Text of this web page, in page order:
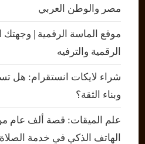
مصر والوطن العربي
موقع الماسة الرقمية | وجهتك
الرقمية والترفيه
شراء لايكات انستقرام: هل
وبناء الثقة؟
علم الميقات: قصة ألف عام
الهاتف الذكي في خدمة الصلاة